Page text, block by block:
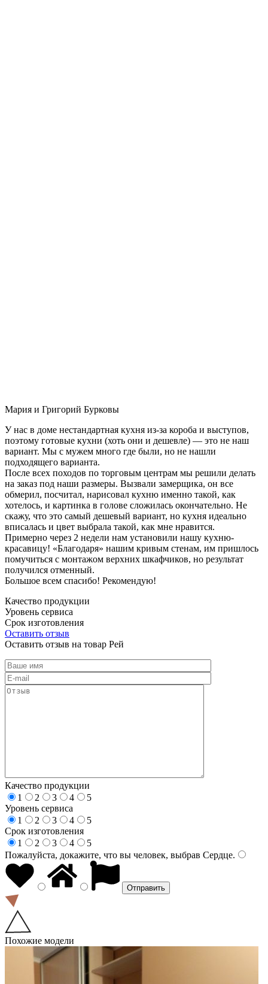
Мария и Григорий Бурковы
У нас в доме нестандартная кухня из-за короба и выступов,
поэтому готовые кухни (хоть они и дешевле) — это не наш
вариант. Мы с мужем много где были, но не нашли
подходящего варианта.
После всех походов по торговым центрам мы решили делать
на заказ под наши размеры. Вызвали замерщика, он все
обмерил, посчитал, нарисовал кухню именно такой, как
хотелось, и картинка в голове сложилась окончательно. Не
скажу, что это самый дешевый вариант, но кухня идеально
вписалась и цвет выбрала такой, как мне нравится.
Примерно через 2 недели нам установили нашу кухню-
красавицу! «Благодаря» нашим кривым стенам, им пришлось
помучиться с монтажом верхних шкафчиков, но результат
получился отменный.
Большое всем спасибо! Рекомендую!
Качество продукции
Уровень сервиса
Срок изготовления
Оставить отзыв
Оставить отзыв на товар Рей
Качество продукции
1
2 3 4
5
Уровень сервиса
1
2 3 4
5
Срок изготовления
1
2 3 4
5
Пожалуйста, докажите, что вы человек, выбрав Сердце.
Похожие модели